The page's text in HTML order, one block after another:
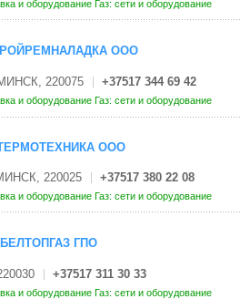
и оборудование Газ: сети и оборудование
ООО
220075 +37517 344 69 42
и оборудование Газ: сети и оборудование
ООО
220025 +37517 380 22 08
и оборудование Газ: сети и оборудование
БЕЛТОПГАЗ ГПО
+37517 311 30 33
и оборудование Газ: сети и оборудование